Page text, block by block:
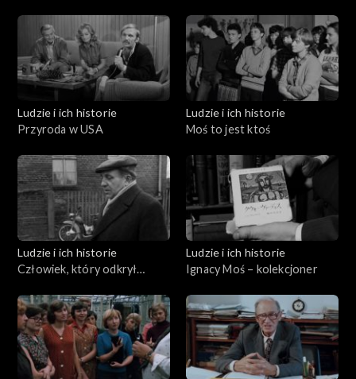
Ludzie i ich historie
Przyroda w USA
Ludzie i ich historie
Moś to jest ktoś
Ludzie i ich historie
Człowiek, który odkrył
Ludzie i ich historie
Ignacy Moś – kolekcjoner